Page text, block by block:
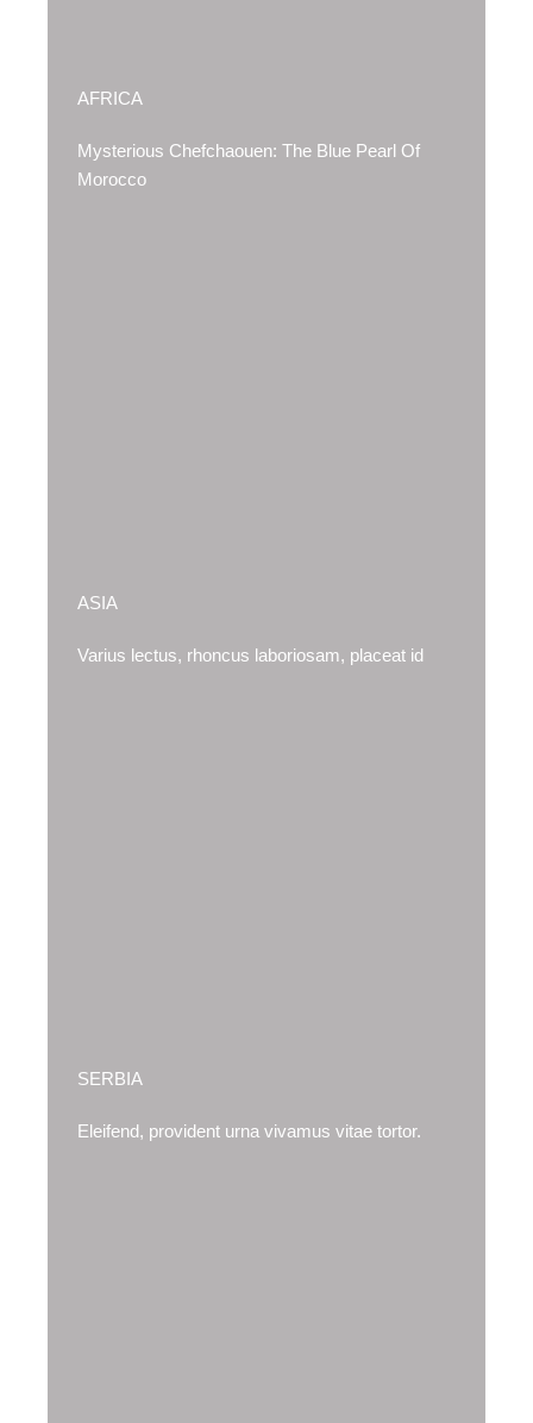
AFRICA
Mysterious Chefchaouen: The Blue Pearl Of
Morocco
ASIA
Varius lectus, rhoncus laboriosam, placeat id
SERBIA
Eleifend, provident urna vivamus vitae tortor.